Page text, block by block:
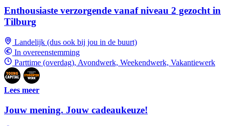
Enthousiaste verzorgende vanaf niveau 2 gezocht in
Tilburg
Landelijk (dus ook bij jou in de buurt)
In overeenstemming
Parttime (overdag), Avondwerk, Weekendwerk, Vakantiewerk
Lees meer
Jouw mening. Jouw cadeaukeuze!